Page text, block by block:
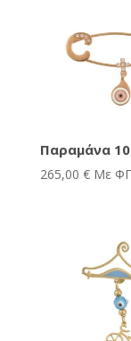
Παραμάνα 10
265,00 € Με